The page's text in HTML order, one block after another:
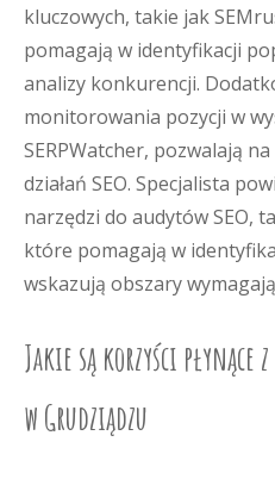
kluczowych, takie jak
pomagają w identyfikacji
analizy konkurencji.
monitorowania pozycji w
SERPWatcher, pozwalają
działań SEO. Specjalista
narzędzi do audytów SEO,
które pomagają w
wskazują obszary
Jakie są korzyści
w Grudziądzu